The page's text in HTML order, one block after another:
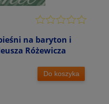
na baryton i
Różewicza
Do koszyka